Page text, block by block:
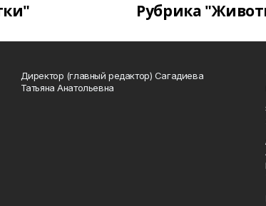
Рубрика
Директор (главный редактор) Сагадиева
Татьяна Анатольевна